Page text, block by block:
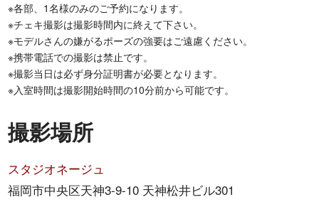
※各部、1名様のみのご予約になります。
※チェキ撮影は撮影時間内に終えて下さい。
※モデルさんの嫌がるポーズの強要はご遠慮ください。
※携帯電話での撮影は禁止です。
※撮影当日は必ず身分証明書が必要となります。
※入室時間は撮影開始時間の10分前から可能です。
撮影場所
スタジオネージュ
福岡市中央区天神3-9-10 天神松井ビル301